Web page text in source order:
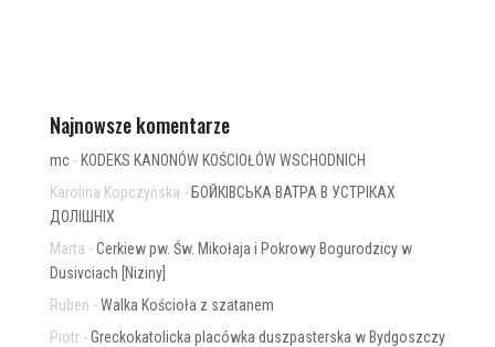
Najnowsze komentarze
mc- KODEKS KANONÓW KOŚCIOŁÓW WSCHODNICH
Karolina Kopczyńska - БОЙКІВСЬКА ВАТРА В УСТРІКАХ
ДОЛІШНІХ
Marta -Cerkiew pw. Św. Mikołaja i Pokrowy Bogurodzicy w
Dusivciach [Niziny]
Ruben -Walka Kościoła z szatanem
Piotr-Greckokatolicka placówka duszpasterska w Bydgoszczy